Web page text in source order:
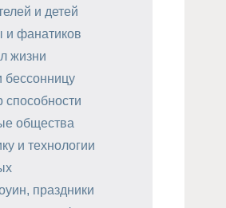
и детей
и фанатиков
жизни
бессонницу
способности
общества
и технологии
праздники